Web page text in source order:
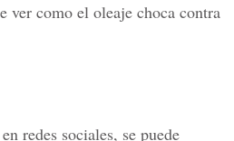
ver como el oleaje choca contra
redes sociales, se puede